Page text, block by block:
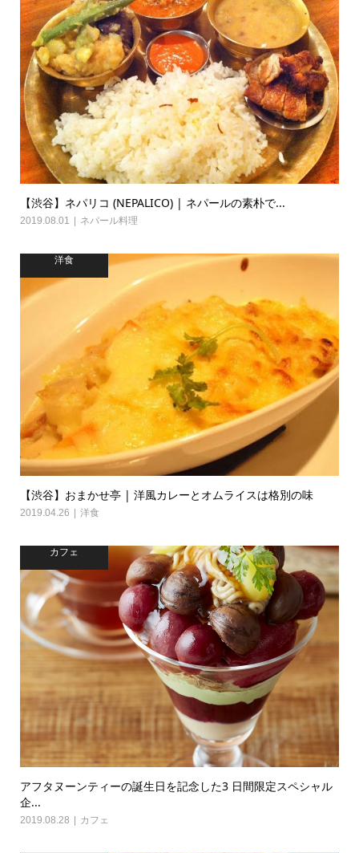
【渋谷】ネパリコ (NEPALICO) | ネパールの素朴で...
2019.08.01 ネパール料理
洋食
【渋谷】おまかせ亭 | 洋風カレーとオムライスは格別の味
2019.04.26 洋食
カフェ
アフタヌーンティーの誕生日を記念した3 日間限定スペシャル
企...
2019.08.28 カフェ